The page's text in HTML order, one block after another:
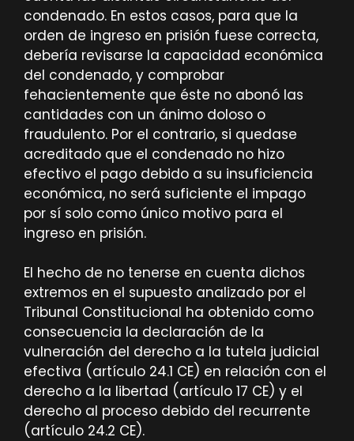
condenado. En estos casos, para que la
orden de ingreso en prisión fuese correcta,
debería revisarse la capacidad económica
del condenado, y comprobar
fehacientemente que éste no abonó las
cantidades con un ánimo doloso o
fraudulento. Por el contrario, si quedase
acreditado que el condenado no hizo
efectivo el pago debido a su insuficiencia
económica, no será suficiente el impago
por sí solo como único motivo para el
ingreso en prisión.
El hecho de no tenerse en cuenta dichos
extremos en el supuesto analizado por el
Tribunal Constitucional ha obtenido como
consecuencia la declaración de la
vulneración del derecho a la tutela judicial
efectiva (artículo 24.1 CE) en relación con el
derecho a la libertad (artículo 17 CE) y el
derecho al proceso debido del recurrente
(artículo 24.2 CE).